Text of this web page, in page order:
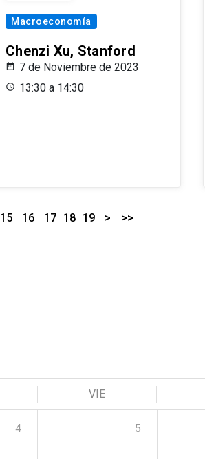
Macroeconomía
Chenzi Xu, Stanford
7 de Noviembre de 2023
13:30 a 14:30
15 16 17 18 19 > >>
VIE
4 5